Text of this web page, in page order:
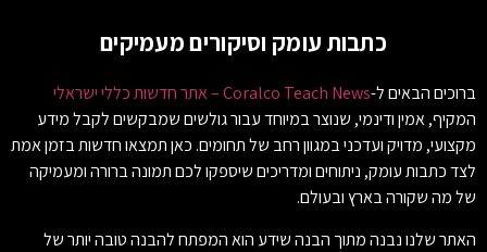
כתבות עומק וסיקורים מעמיקים
ברוכים הבאים ל-Coralco Teach News – אתר חדשות כללי ישראלי
המקיף, אמין ודינמי, שנוצר במיוחד עבור גולשים שמבקשים לקבל מידע
מקצועי, מדויק ועדכני במגוון רחב של תחומים. כאן תמצאו חדשות בזמן אמת
לצד כתבות עומק, ניתוחים ומדריכים שיספקו לכם תמונה ברורה ומעמיקה
של מה שקורה בארץ ובעולם.
האתר שלנו נבנה מתוך הבנה שידע הוא המפתח להבנה טובה יותר של